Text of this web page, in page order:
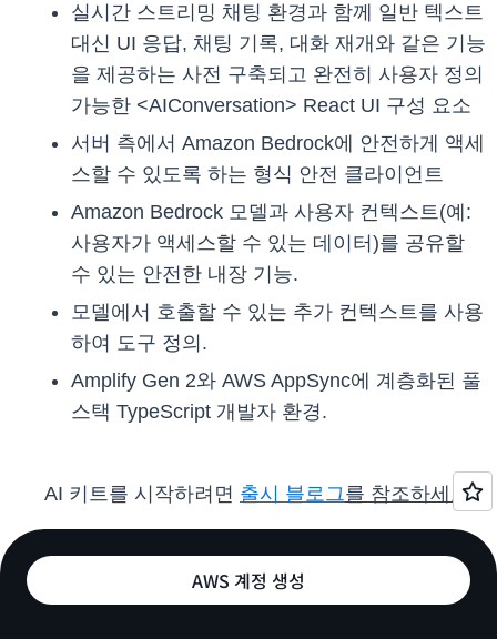
실시간 스트리밍 채팅 환경과 함께 일반 텍스트
대신 UI 응답, 채팅 기록, 대화 재개와 같은 기능
을 제공하는 사전 구축되고 완전히 사용자 정의
가능한 <AIConversation> React UI 구성 요소
서버 측에서 Amazon Bedrock에 안전하게 액세
스할 수 있도록 하는 형식 안전 클라이언트
Amazon Bedrock 모델과 사용자 컨텍스트(예:
사용자가 액세스할 수 있는 데이터)를 공유할
수 있는 안전한 내장 기능.
모델에서 호출할 수 있는 추가 컨텍스트를 사용
하여 도구 정의.
Amplify Gen 2와 AWS AppSync에 계층화된 풀
스택 TypeScript 개발자 환경.
AI 키트를 시작하려면 출시 블로그를 참조하세요.
AWS 계정 생성